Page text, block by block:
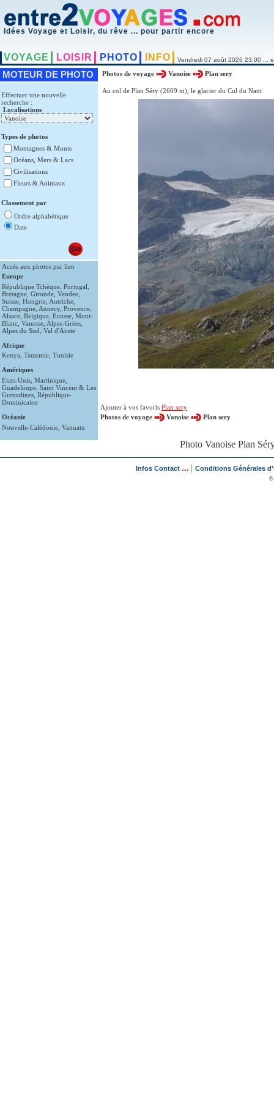
Idées Voyage et Loisir, du rêve ... pour partir encore
VOYAGE LOISIR PHOTO INFO Vendredi 07 août 2026 23:00 ...
MOTEUR DE PHOTO
Effectuer une nouvelle
recherche :
Localisations
Types de photos
Montagnes & Monts
Océans, Mers & Lacs
Civilisations
Fleurs & Animaux
Classement par
Ordre alphabétique
Date
Accès aux photos par lien
Europe
République Tchèque Portugal
Bretagne Gironde Vendee
Suisse Hongrie Autriche
Champagne Annecy, Provence
Alsace Belgique Ecosse Mont-
Blanc Vanoise Alpes-Grées
Alpes du Sud Val d'Aoste
Afrique
Kenya Tanzanie Tunisie
Amériques
Etats-Unis Martinique
Guadeloupe Saint Vincent & Les
Grenadines République-
Dominicaine
Océanie
Nouvelle-Calédonie Vanuatu
Photos de voyage Vanoise Plan sery
Au col de Plan Séry (2609 m), le glacier du Cul du Nant
Ajouter à vos favoris Plan sery
Photos de voyage
Vanoise Plan sery
Photo Vanoise Plan
Infos Contact ... Conditions Générales
©